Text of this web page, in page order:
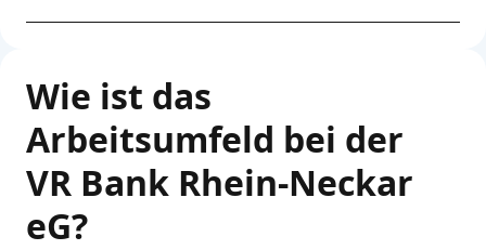
Wie ist das
Arbeitsumfeld bei der
VR Bank Rhein-Neckar
eG?